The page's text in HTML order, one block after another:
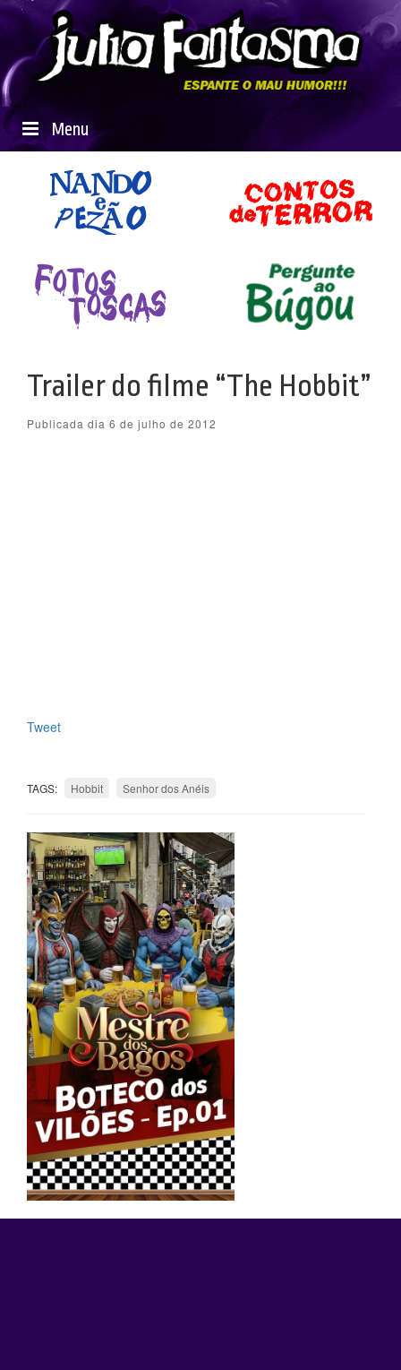
Menu
Trailer do filme “The Hobbit”
Publicada dia 6 de julho de 2012
Tweet
TAGS: Hobbit Senhor dos Anéis